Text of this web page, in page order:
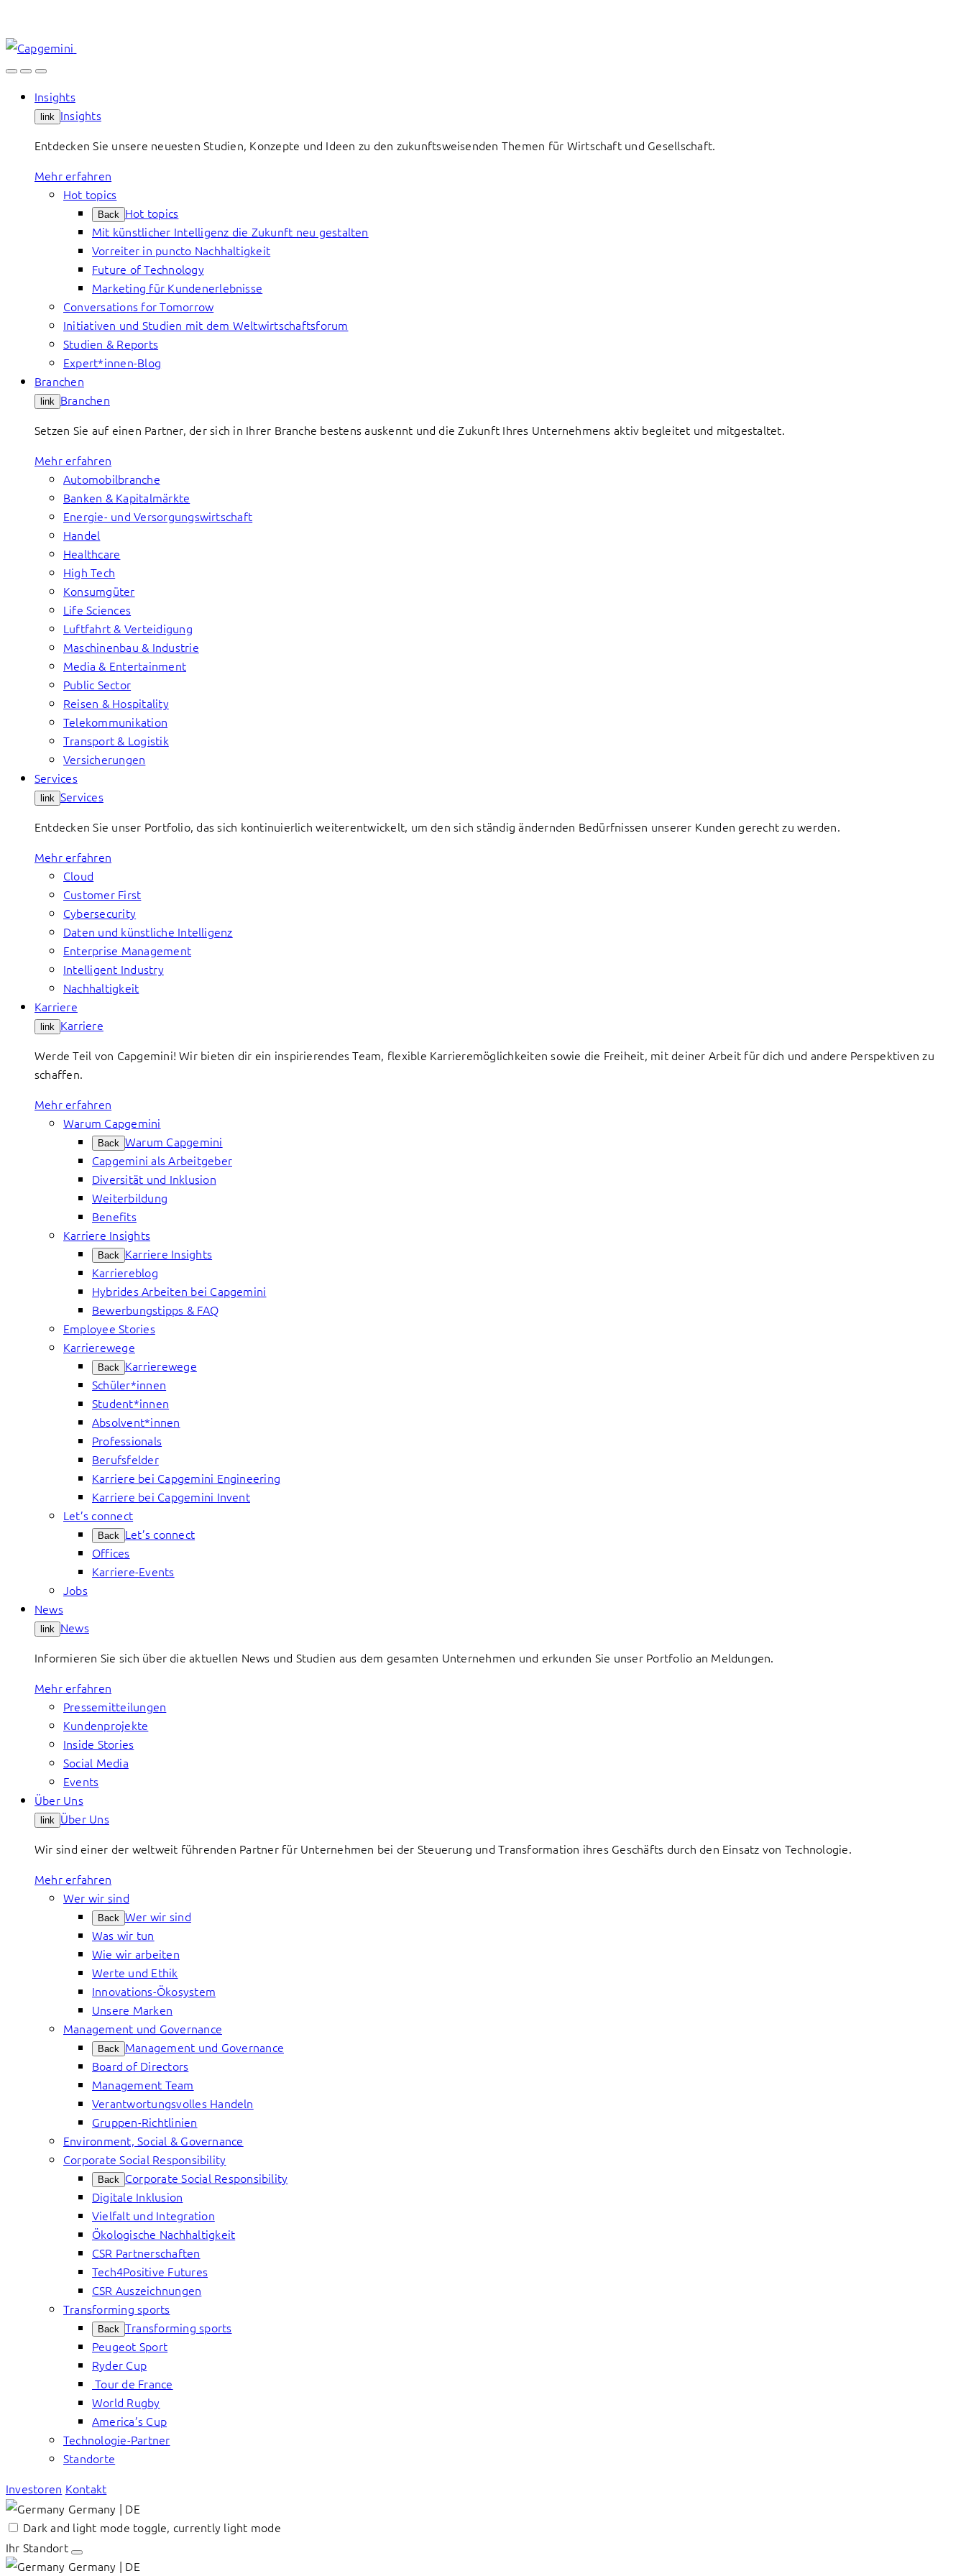
content
Insights
link Insights
Entdecken Sie unsere neuesten Studien, Konzepte und Ideen zu den zukunftsweisenden Themen für Wirtschaft und Gesellschaft.
Mehr erfahren
Hot topics
Back Hot topics
Mit künstlicher Intelligenz die Zukunft neu gestalten
Vorreiter in puncto Nachhaltigkeit
Future of Technology
Marketing für Kundenerlebnisse
Conversations for Tomorrow
Initiativen und Studien mit dem Weltwirtschaftsforum
Studien & Reports
Expert*innen-Blog
Branchen
link Branchen
Setzen Sie auf einen Partner, der sich in Ihrer Branche bestens auskennt und die Zukunft Ihres Unternehmens aktiv begleitet und mitgestaltet.
Mehr erfahren
Automobilbranche
Banken & Kapitalmärkte
Energie- und Versorgungswirtschaft
Handel
Healthcare
High Tech
Konsumgüter
Life Sciences
Luftfahrt & Verteidigung
Maschinenbau & Industrie
Media & Entertainment
Public Sector
Reisen & Hospitality
Telekommunikation
Transport & Logistik
Versicherungen
Services
link Services
Entdecken Sie unser Portfolio, das sich kontinuierlich weiterentwickelt, um den sich ständig ändernden Bedürfnissen unserer Kunden gerecht zu werden.
Mehr erfahren
Cloud
Customer First
Cybersecurity
Daten und künstliche Intelligenz
Enterprise Management
Intelligent Industry
Nachhaltigkeit
Karriere
link Karriere
Werde Teil von Capgemini! Wir bieten dir ein inspirierendes Team, flexible Karrieremöglichkeiten sowie die Freiheit, mit deiner Arbeit für dich und andere Perspektiven zu
schaffen.
Mehr erfahren
Warum Capgemini
Back Warum Capgemini
Capgemini als Arbeitgeber
Diversität und Inklusion
Weiterbildung
Benefits
Karriere Insights
Back Karriere Insights
Karriereblog
Hybrides Arbeiten bei Capgemini
Bewerbungstipps & FAQ
Employee Stories
Karrierewege
Back Karrierewege
Schüler*innen
Student*innen
Absolvent*innen
Professionals
Berufsfelder
Karriere bei Capgemini Engineering
Karriere bei Capgemini Invent
Let’s connect
Back Let’s connect
Offices
Karriere-Events
Jobs
News
link News
Informieren Sie sich über die aktuellen News und Studien aus dem gesamten Unternehmen und erkunden Sie unser Portfolio an Meldungen.
Mehr erfahren
Pressemitteilungen
Kundenprojekte
Inside Stories
Social Media
Events
Über Uns
link Über Uns
Wir sind einer der weltweit führenden Partner für Unternehmen bei der Steuerung und Transformation ihres Geschäfts durch den Einsatz von Technologie.
Mehr erfahren
Wer wir sind
Back Wer wir sind
Was wir tun
Wie wir arbeiten
Werte und Ethik
Innovations-Ökosystem
Unsere Marken
Management und Governance
Back Management und Governance
Board of Directors
Management Team
Verantwortungsvolles Handeln
Gruppen-Richtlinien
Environment, Social & Governance
Corporate Social Responsibility
Back Corporate Social Responsibility
Digitale Inklusion
Vielfalt und Integration
Ökologische Nachhaltigkeit
CSR Partnerschaften
Tech4Positive Futures
CSR Auszeichnungen
Transforming sports
Back Transforming sports
Peugeot Sport
Ryder Cup
Tour de France
World Rugby
America’s Cup
Technologie-Partner
Standorte
Investoren Kontakt
Germany | DE
Dark and light mode toggle, currently light mode
Ihr Standort
Germany | DE